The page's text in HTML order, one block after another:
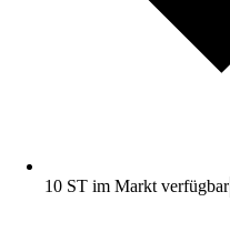
10 ST im Markt verfügbar